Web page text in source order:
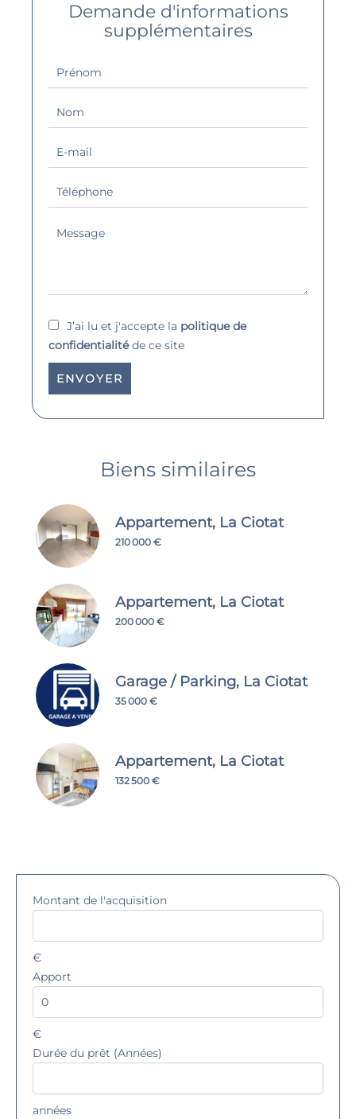
Demande d'informations
supplémentaires
J’ai lu et j'accepte la politique de
confidentialitéde ce site
ENVOYER
Biens similaires
Appartement, La Ciotat
210 000 €
Appartement, La Ciotat
200 000 €
Garage / Parking, La Ciotat
35 000 €
Appartement, La Ciotat
132 500 €
Montant de l'acquisition
€
Apport
€
Durée du prêt (Années)
années